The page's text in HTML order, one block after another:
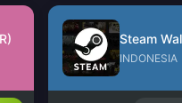
Steam
INDONESIA